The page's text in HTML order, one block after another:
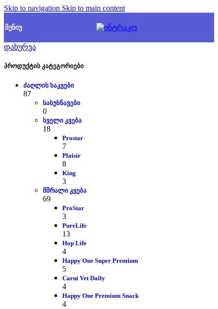
Skip to navigation Skip to main content
ᲛᲔᲜᲘᲣ
დახურვა
პროდუქტის კატეგორიები
ძაღლის საკვები
87
სასუსნავები
0
სველი კვება
18
Prostar
7
Plaisir
8
King
3
მშრალი კვება
69
ProStar
3
PureLife
13
Hop Life
4
Happy One Super Premium
5
Carni Vet Daily
4
Happy One Premium Snack
4